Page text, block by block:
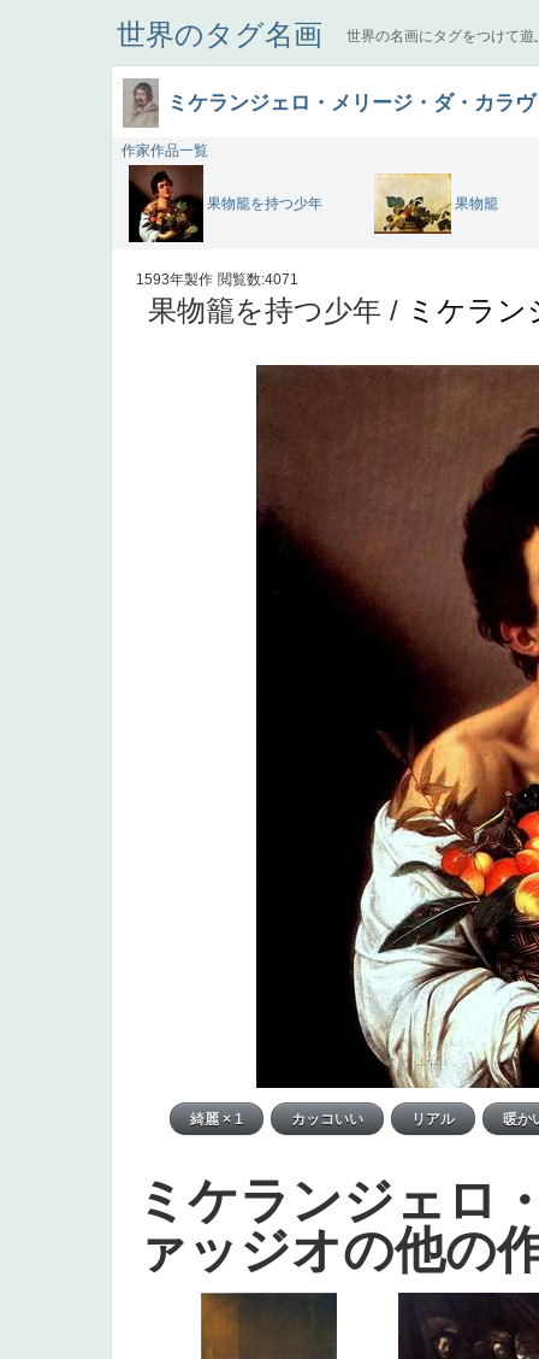
世界のタグ名画 世界の名画にタグをつけて遊
ミケランジェロ・メリージ・ダ・カラ
作家作品一覧
果物籠を持つ少年 果物籠
1593年製作 閲覧数:4071
果物籠を持つ少年 / ミケラ
ミケランジェロ
ァッジオの他の